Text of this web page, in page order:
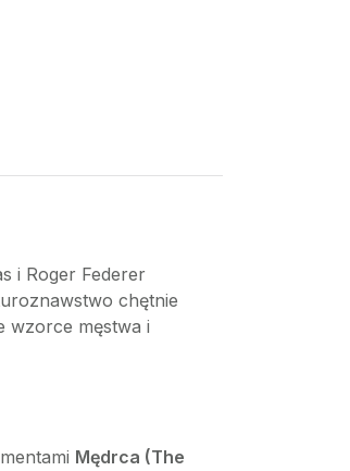
i Roger Federer
chętnie
wzorce męstwa i
Mędrca (The